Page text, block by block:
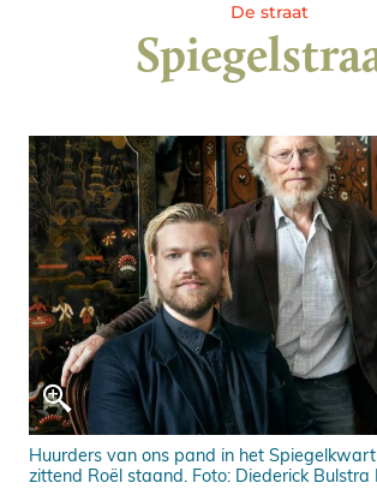
De straat
Huurders van ons pand in het
zittend Roël staand. Foto: Diederick Bulstra